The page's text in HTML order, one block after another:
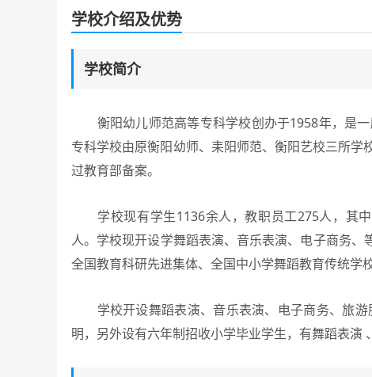
学校介绍及优势
学校简介
衡阳幼儿师范高等专科学校创办于1958年，是一
专科学校由原衡阳幼师、耒阳师范、衡阳艺校三所
过教育部备案。
学校现有学生1136余人，教职员工275人，其
人。学校现开设学舞蹈表演、音乐表演、电子商务、
全国教育科研先进集体、全国中小学舞蹈教育传统学
学校开设舞蹈表演、音乐表演、电子商务、旅游
明，另外设有六年制招收小学毕业学生，有舞蹈表演